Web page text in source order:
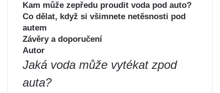
Kam může zepředu proudit voda pod auto?
Co dělat, když si všimnete netěsnosti pod
autem
Závěry a doporučení
Autor
Jaká voda může vytékat zpod
auta?